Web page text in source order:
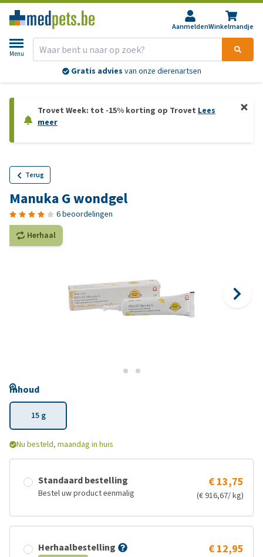
AanmeldenWinkelmandje
Menu
Gratis advies van onze dierenartsen
Trovet Week: tot -15% korting op Trovet Lees
meer
Terug
Manuka G wondgel
6 beoordelingen
Herhaal
Inhoud
15 g
Nu besteld, maandag in huis
Standaard bestelling
Bestel uw product eenmalig
€ 13,75
(€ 916,67/ kg)
Herhaalbestelling € 12,95